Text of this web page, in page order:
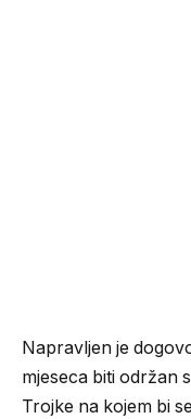
Napravljen je
mjeseca biti održan
Trojke na kojem bi